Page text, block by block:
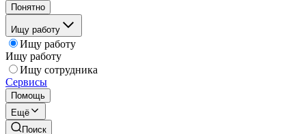
Понятно
Ищу работу
Ищу работу
Ищу работу
Ищу сотрудника
Сервисы
Помощь
Ещё
Поиск